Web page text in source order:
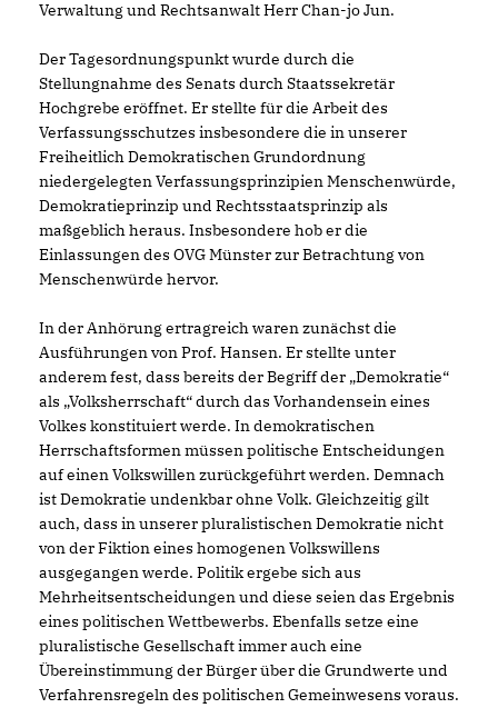
Verwaltung und Rechtsanwalt Herr Chan-jo Jun.
Der Tagesordnungspunkt wurde durch die
Stellungnahme des Senats durch Staatssekretär
Hochgrebe eröffnet. Er stellte für die Arbeit des
Verfassungsschutzes insbesondere die in unserer
Freiheitlich Demokratischen Grundordnung
niedergelegten Verfassungsprinzipien Menschenwürde,
Demokratieprinzip und Rechtsstaatsprinzip als
maßgeblich heraus. Insbesondere hob er die
Einlassungen des OVG Münster zur Betrachtung von
Menschenwürde hervor.
In der Anhörung ertragreich waren zunächst die
Ausführungen von Prof. Hansen. Er stellte unter
anderem fest, dass bereits der Begriff der „Demokratie“
als „Volksherrschaft“ durch das Vorhandensein eines
Volkes konstituiert werde. In demokratischen
Herrschaftsformen müssen politische Entscheidungen
auf einen Volkswillen zurückgeführt werden. Demnach
ist Demokratie undenkbar ohne Volk. Gleichzeitig gilt
auch, dass in unserer pluralistischen Demokratie nicht
von der Fiktion eines homogenen Volkswillens
ausgegangen werde. Politik ergebe sich aus
Mehrheitsentscheidungen und diese seien das Ergebnis
eines politischen Wettbewerbs. Ebenfalls setze eine
pluralistische Gesellschaft immer auch eine
Übereinstimmung der Bürger über die Grundwerte und
Verfahrensregeln des politischen Gemeinwesens voraus.